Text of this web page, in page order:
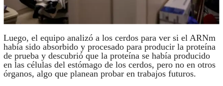
Luego, el equipo analizó a los cerdos para ver si el ARNm
había sido absorbido y procesado para producir la proteína
de prueba y descubrió que la proteína se había producido
en las células del estómago de los cerdos, pero no en otros
órganos, algo que planean probar en trabajos futuros.